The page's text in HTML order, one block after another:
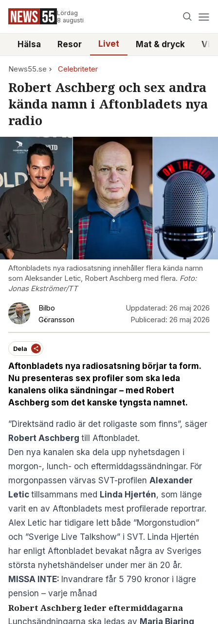
Lördag
8 augusti
Hälsa Resor Livet Mat & dryck
News55.se Celebriteter
Robert Aschberg och sex andra
kända namn i Aftonbladets nya
radio
Aftonbladets nya radiosatsning innehåller flera kända namn
som Aleksander Letic, Robert Aschberg med flera. Foto:
Jonas Ekströmer/TT
Bilbo
Göransson
Uppdaterad: 26 maj 2026
Publicerad: 26 maj 2026
Dela
Aftonbladets nya radiosatsning börjar ta form.
Nu presenteras sex profiler som ska leda
kanalens olika sändningar – med Robert
Aschberg som det kanske tyngsta namnet.
”Direktsänd radio är det roligaste som finns”, säger
Robert Aschberg till Aftonbladet.
Den nya kanalen ska dela upp nyhetsdagen i
morgon-, lunch- och eftermiddagssändningar. För
morgonpassen värvas SVT-profilen Alexander
Letic tillsammans med Linda Hjertén, som länge
varit en av Aftonbladets mest profilerade reportrar.
Alex Letic har tidigare lett både ”Morgonstudion”
och ”Sverige Live Talkshow” i SVT. Linda Hjertén
har enligt Aftonbladet bevakat några av Sveriges
största nyhetshändelser under mer än 20 år.
MISSA INTE: Invandrare får 5 790 kronor i lägre
pension – varje månad
Robert Aschberg leder eftermiddagarna
Lunchsändningarna ska ledas av Maria Bjaring